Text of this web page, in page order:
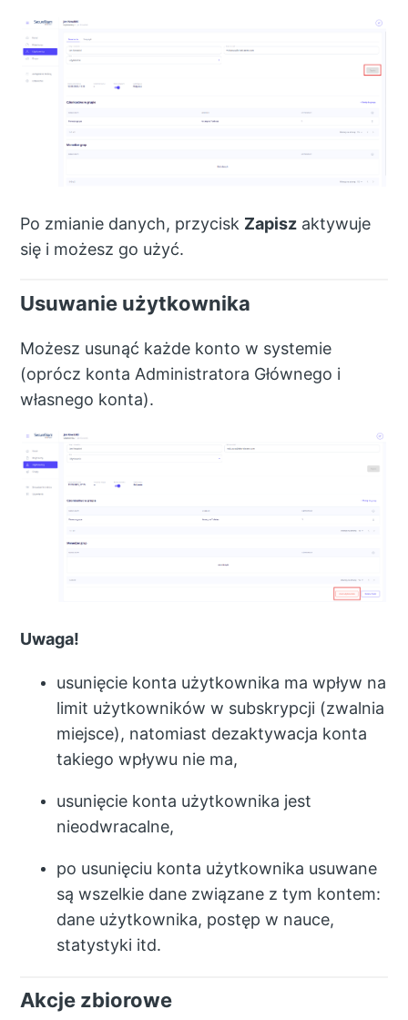
Po zmianie danych, przycisk Zapisz aktywuje
się i możesz go użyć.
Usuwanie użytkownika
Możesz usunąć każde konto w systemie
(oprócz konta Administratora Głównego i
własnego konta).
Uwaga!
usunięcie konta użytkownika ma wpływ na
limit użytkowników w subskrypcji (zwalnia
miejsce), natomiast dezaktywacja konta
takiego wpływu nie ma,
usunięcie konta użytkownika jest
nieodwracalne,
po usunięciu konta użytkownika usuwane
są wszelkie dane związane z tym kontem:
dane użytkownika, postęp w nauce,
statystyki itd.
Akcje zbiorowe